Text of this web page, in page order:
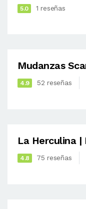
5.0 1 reseñas
Mudanzas
4.9 52 reseñas
La Herculina |
4.8 75 reseñas